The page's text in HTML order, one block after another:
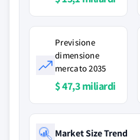
Previsione
dimensione
mercato 2035
$ 47,3 miliardi
Market Size Trend